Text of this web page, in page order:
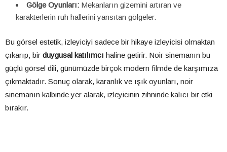
Gölge Oyunları: Mekanların gizemini artıran ve
karakterlerin ruh hallerini yansıtan gölgeler.
Bu görsel estetik, izleyiciyi sadece bir hikaye izleyicisi olmaktan
çıkarıp, bir duygusal katılımcı haline getirir. Noir sinemanın bu
güçlü görsel dili, günümüzde birçok modern filmde de karşımıza
çıkmaktadır. Sonuç olarak, karanlık ve ışık oyunları, noir
sinemanın kalbinde yer alarak, izleyicinin zihninde kalıcı bir etki
bırakır.